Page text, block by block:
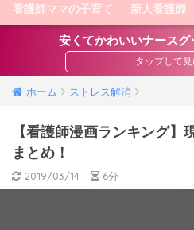
看護師ママの子育て 新人看護師
安くてかわいいナース
ホーム ストレス解消
【看護師漫画ランキング】
まとめ！
2019/03/14 6分